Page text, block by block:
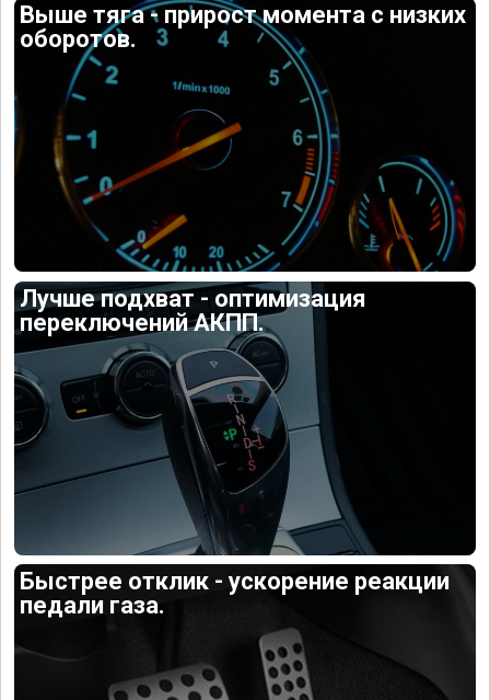
Выше тяга - прирост момента с низких
оборотов.
Лучше подхват - оптимизация
переключений АКПП.
Быстрее отклик - ускорение реакции
педали газа.